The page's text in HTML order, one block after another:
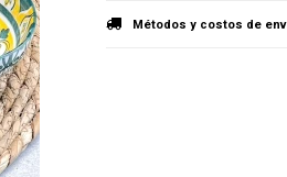
Métodos y costos de